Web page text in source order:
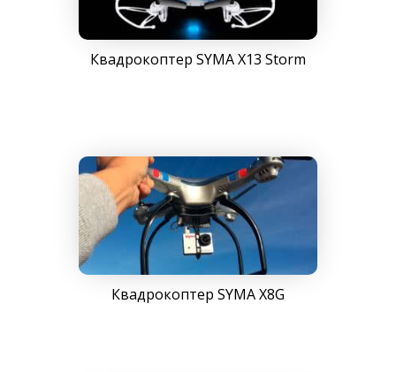
Квадрокоптер SYMA X13 Storm
Квадрокоптер SYMA X8G